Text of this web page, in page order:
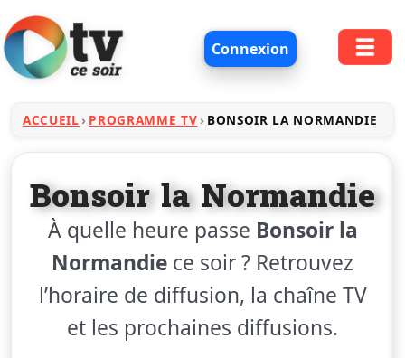
Connexion
ACCUEIL PROGRAMME TV BONSOIR LA NORMANDIE
Bonsoir la Normandie
À quelle heure passe Bonsoir la
Normandie ce soir ? Retrouvez
l’horaire de diffusion, la chaîne TV
et les prochaines diffusions.